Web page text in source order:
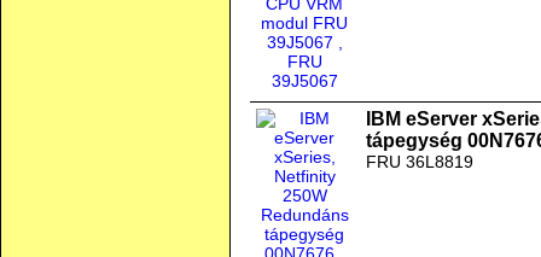
IBM eServer
tápegység
FRU 36L8819